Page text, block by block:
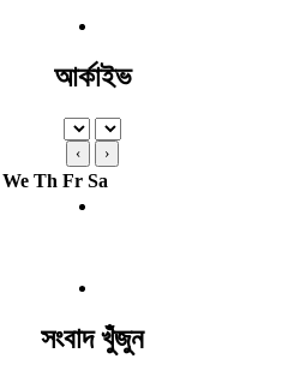
আর্কাইভ
‹ ›
We Th Fr Sa
সংবাদ খুঁজুন